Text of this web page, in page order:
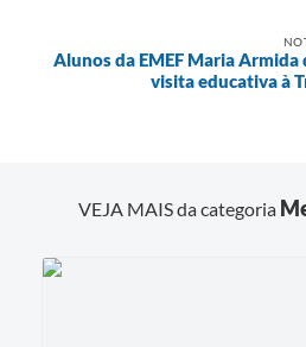
Alunos da EMEF Maria Armida
visita educativa à
VEJA MAIS da categoria